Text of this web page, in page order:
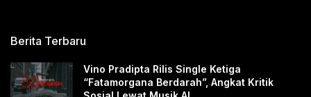
Berita Terbaru
Vino Pradipta Rilis Single Ketiga
“Fatamorgana Berdarah”, Angkat Kritik